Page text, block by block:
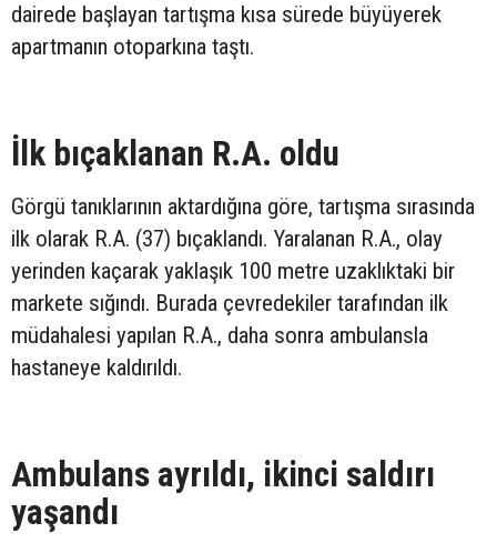
dairede başlayan tartışma kısa sürede büyüyerek
apartmanın otoparkına taştı.
İlk bıçaklanan R.A. oldu
Görgü tanıklarının aktardığına göre, tartışma sırasında
ilk olarak R.A. (37) bıçaklandı. Yaralanan R.A., olay
yerinden kaçarak yaklaşık 100 metre uzaklıktaki bir
markete sığındı. Burada çevredekiler tarafından ilk
müdahalesi yapılan R.A., daha sonra ambulansla
hastaneye kaldırıldı.
Ambulans ayrıldı, ikinci saldırı
yaşandı